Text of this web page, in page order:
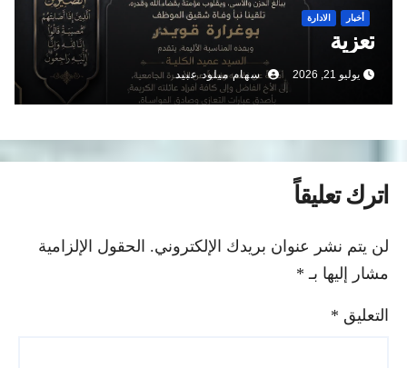
أخبار الادارة
تعزية
يوليو 21, 2026 سهام ميلود عبيد
اترك تعليقاً
لن يتم نشر عنوان بريدك الإلكتروني. الحقول الإلزامية
مشار إليها بـ *
التعليق*